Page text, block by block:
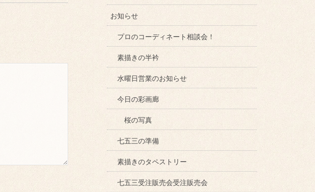
お知らせ
プロのコーディネート相談会！
素描きの半衿
水曜日営業のお知らせ
今日の彩画廊
桜の写真
七五三の準備
素描きのタペストリー
七五三受注販売会受注販売会